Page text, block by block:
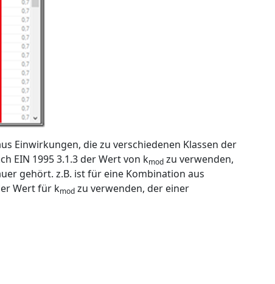
Einwirkungen, die zu verschiedenen Klassen der
EIN 1995 3.1.3 der Wert von kmod zu verwenden,
gehört. z.B. ist für eine Kombination aus
Wert für kmod zu verwenden, der einer